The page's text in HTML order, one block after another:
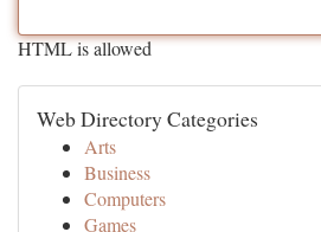
HTML is allowed
Web Directory Categories
Arts
Business
Computers
Games